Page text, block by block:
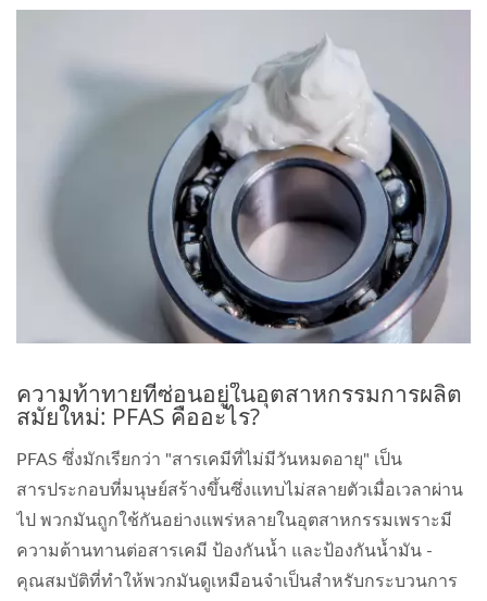
ความท้าทายที่ซ่อนอยู่ในอุตสาหกรรมการผลิต
สมัยใหม่: PFAS คืออะไร?
PFAS ซึ่งมักเรียกว่า "สารเคมีที่ไม่มีวันหมดอายุ" เป็น
สารประกอบที่มนุษย์สร้างขึ้นซึ่งแทบไม่สลายตัวเมื่อเวลาผ่าน
ไป พวกมันถูกใช้กันอย่างแพร่หลายในอุตสาหกรรมเพราะมี
ความต้านทานต่อสารเคมี ป้องกันน้ำ และป้องกันน้ำมัน -
คุณสมบัติที่ทำให้พวกมันดูเหมือนจำเป็นสำหรับกระบวนการ